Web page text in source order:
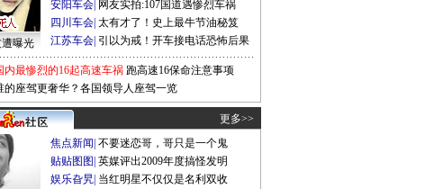
曝光
安阳车会 网友实拍:107国道遇惨烈车祸
四川车会 太有才了！史上最牛节油秘笈
江苏车会 引以为戒！开车接电话恐怖后果
内最惨烈的16起高速车祸 跑高速16保命注意事项
的座驾更奢华？各国领导人座驾一览
更多>>
焦点新闻 不要迷恋哥，哥只是一个鬼
贴贴图图 英媒评出2009年度搞怪发明
娱乐旮旯 当红明星不仅仅是名利双收